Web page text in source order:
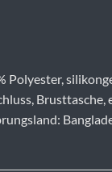
Polyester,